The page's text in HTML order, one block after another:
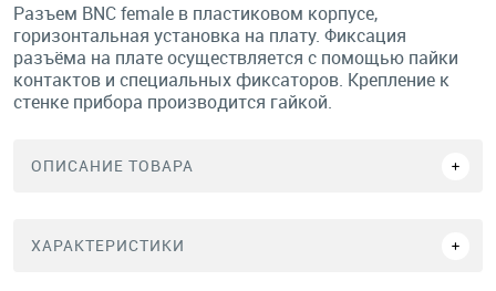
Разъем BNC female в пластиковом корпусе,
горизонтальная установка на плату. Фиксация
разъёма на плате осуществляется с помощью пайки
контактов и специальных фиксаторов. Крепление к
стенке прибора производится гайкой.
ОПИСАНИЕ ТОВАРА
ХАРАКТЕРИСТИКИ